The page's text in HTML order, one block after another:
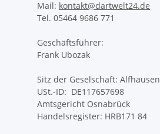
Mail: kontakt@dartwelt24.de
Tel. 05464 9686 771
Geschäftsführer:
Frank Ubozak
Sitz der Geselschaft: Alfhausen
USt.-ID: DE117657698
Amtsgericht Osnabrück
Handelsregister: HRB171 84